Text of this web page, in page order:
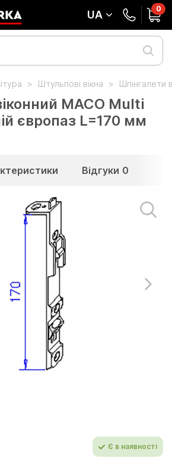
UA 0
Штульпові вікна Шпінгалети
МАСО Multi
європаз L=170 мм
Відгуки 0
Є в наявності